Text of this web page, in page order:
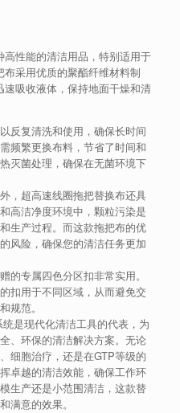
高性能的清洁用品，特别适用于
采用优质的聚酯纤维材料制
吸收液体，保持地面干燥和清
反复清洗和使用，确保长时间
频繁更换布料，节省了时间和
灭菌处理，确保在无菌环境下
，超高速线圈拖把替换布还具
高洁净度环境中，颗粒污染是
生产过程。而这款拖把布的优
风险，确保您的清洁任务更加
的专属四色分区扣非常实用。
扣用于不同区域，从而避免交
规范。
是现代化清洁工具的代表，为
、环保的清洁解决方案。无论
细胞治疗，还是在GTP等级的
卓越的清洁效能，确保工作环
生产还是小范围清洁，这款替
满意的效果。